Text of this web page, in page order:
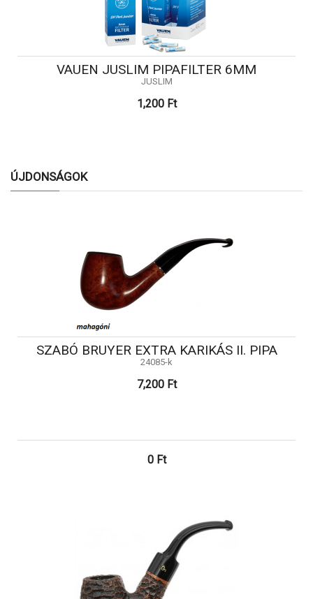
VAUEN JUSLIM PIPAFILTER 6MM
JUSLIM
1,200 Ft
ÚJDONSÁGOK
SZABÓ BRUYER EXTRA KARIKÁS II. PIPA
24085-k
7,200 Ft
0 Ft